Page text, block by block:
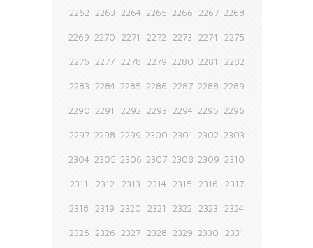
2262 2263 2264 2265 2266 2267 2268
2269 2270 2271 2272 2273 2274 2275
2276 2277 2278 2279 2280 2281 2282
2283 2284 2285 2286 2287 2288 2289
2290 2291 2292 2293 2294 2295 2296
2297 2298 2299 2300 2301 2302 2303
2304 2305 2306 2307 2308 2309 2310
2311 2312 2313 2314 2315 2316 2317
2318 2319 2320 2321 2322 2323 2324
2325 2326 2327 2328 2329 2330 2331